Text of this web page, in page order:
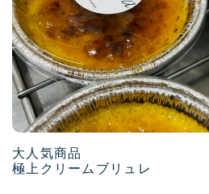
大人気商品
極上クリームブリュレ